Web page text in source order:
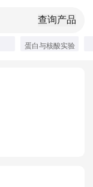
查询产品
蛋白与核酸实验